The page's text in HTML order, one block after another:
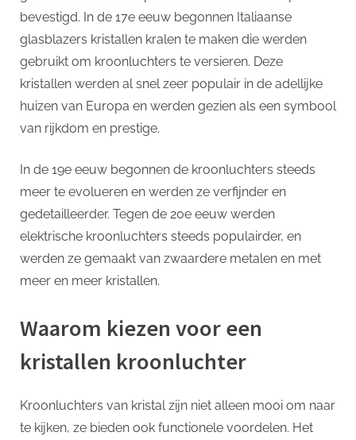
bevestigd. In de 17e eeuw begonnen Italiaanse
glasblazers kristallen kralen te maken die werden
gebruikt om kroonluchters te versieren. Deze
kristallen werden al snel zeer populair in de adellijke
huizen van Europa en werden gezien als een symbool
van rijkdom en prestige.
In de 19e eeuw begonnen de kroonluchters steeds
meer te evolueren en werden ze verfijnder en
gedetailleerder. Tegen de 20e eeuw werden
elektrische kroonluchters steeds populairder, en
werden ze gemaakt van zwaardere metalen en met
meer en meer kristallen.
Waarom kiezen voor een
kristallen kroonluchter
Kroonluchters van kristal zijn niet alleen mooi om naar
te kijken, ze bieden ook functionele voordelen. Het